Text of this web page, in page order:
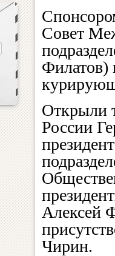
Совет
Филатов)
Открыли
России
Алексей
Чирин.